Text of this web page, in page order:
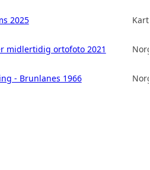
2025
midlertidig ortofoto 2021
- Brunlanes 1966